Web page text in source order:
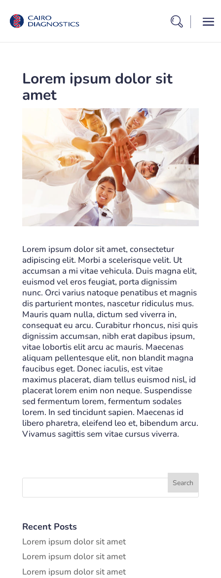
Lorem ipsum dolor sit
amet
Lorem ipsum dolor sit amet, consectetur
adipiscing elit. Morbi a scelerisque velit. Ut
accumsan a mi vitae vehicula. Duis magna elit,
euismod vel eros feugiat, porta dignissim
nunc. Orci varius natoque penatibus et magnis
dis parturient montes, nascetur ridiculus mus.
Mauris quam nulla, dictum sed viverra in,
consequat eu arcu. Curabitur rhoncus, nisi quis
dignissim accumsan, nibh erat dapibus ipsum,
vitae lobortis elit arcu ac mauris. Maecenas
aliquam pellentesque elit, non blandit magna
faucibus eget. Donec iaculis, est vitae
maximus placerat, diam tellus euismod nisl, id
placerat lorem enim non neque. Suspendisse
sed fermentum lorem, fermentum sodales
lorem. In sed tincidunt sapien. Maecenas id
libero pharetra, eleifend leo et, bibendum arcu.
Vivamus sagittis sem vitae cursus viverra.
Recent Posts
Lorem ipsum dolor sit amet
Lorem ipsum dolor sit amet
Lorem ipsum dolor sit amet